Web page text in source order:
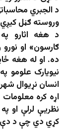
د الجبري
وروسته ګڼل
د هغه اثارو په
ګارسون» او
ده. او له هغه
نیویارک علومو
انسان نړیوال
اړه کره
نظریې لرلې او
کړي دي چې د دې